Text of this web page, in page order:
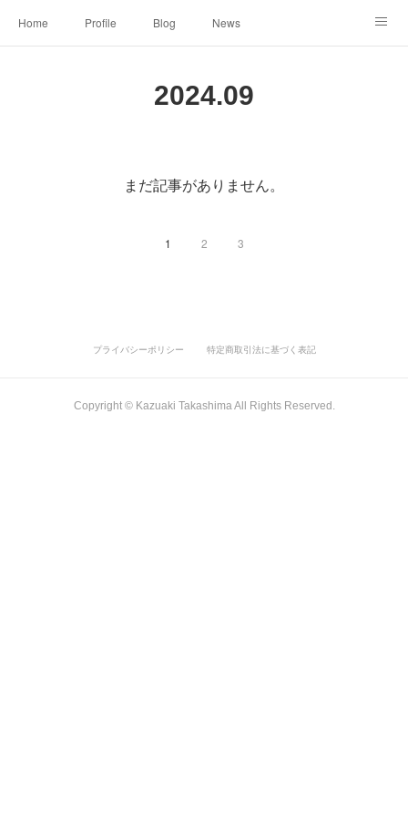
Home Profile Blog News
2024.09
まだ記事がありません。
1 2 3
プライバシーポリシー 特定商取引法に基づく表記
Copyright ©︎ Kazuaki Takashima All Rights Reserved.